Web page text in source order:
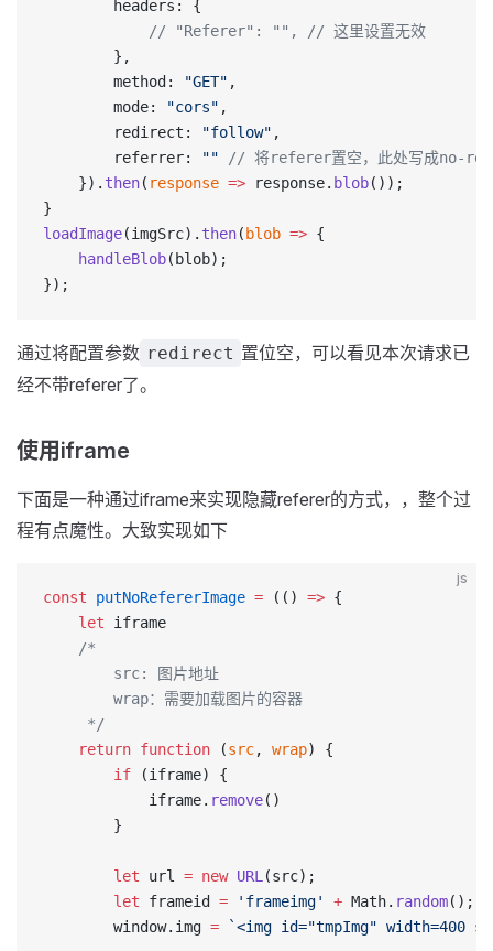
        headers: {
            // "Referer": "", // 这里设置无效
        },
        method:
"GET" ,
        mode:
"cors" ,
        redirect:
"follow" ,
        referrer:
"" // 将referer置空，此处写成no-
    }).
then( response => response. blob());
}
loadImage(imgSrc). then( blob => {
    handleBlob
(blob);
});
通过将配置参数 redirect 置位空，可以看见本次请求已
经不带referer了。
使用iframe
下面是一种通过iframe来实现隐藏referer的方式，，整个过
程有点魔性。大致实现如下
js
const putNoRefererImage = (() => {
    let
iframe
    /*
        src: 图片地址
        wrap：需要加载图片的容器
     */
    return
function (src, wrap) {
        if
(iframe) {
            iframe.
remove()
        }
        let
url = new URL (src);
        let
frameid = 'frameimg' + Math. random();
        window.img
= `<img id="tmpImg" width=400